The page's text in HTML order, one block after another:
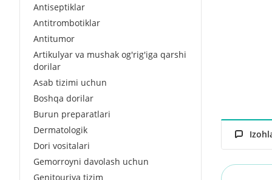
Antiseptiklar
Antitrombotiklar
Antitumor
Artikulyar va mushak og'rig'iga qarshi
dorilar
Asab tizimi uchun
Boshqa dorilar
Burun preparatlari
Dermatologik
Dori vositalari
Gemorroyni davolash uchun
Genitouriya tizim